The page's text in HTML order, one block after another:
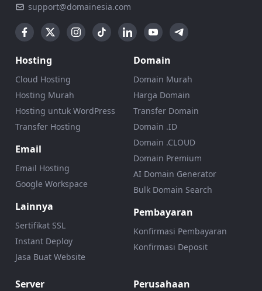
support@domainesia.com
Hosting
Cloud Hosting
Hosting Murah
Hosting untuk WordPress
Transfer Hosting
Email
Email Hosting
Google Workspace
Lainnya
Sertifikat SSL
Instant Deploy
Jasa Buat Website
Domain
Domain Murah
Harga Domain
Transfer Domain
Domain .ID
Domain .CLOUD
Domain Premium
AI Domain Generator
Bulk Domain Search
Pembayaran
Konfirmasi Pembayaran
Konfirmasi Deposit
Server Perusahaan